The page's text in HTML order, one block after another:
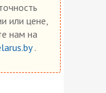
или цене,
нам на
.